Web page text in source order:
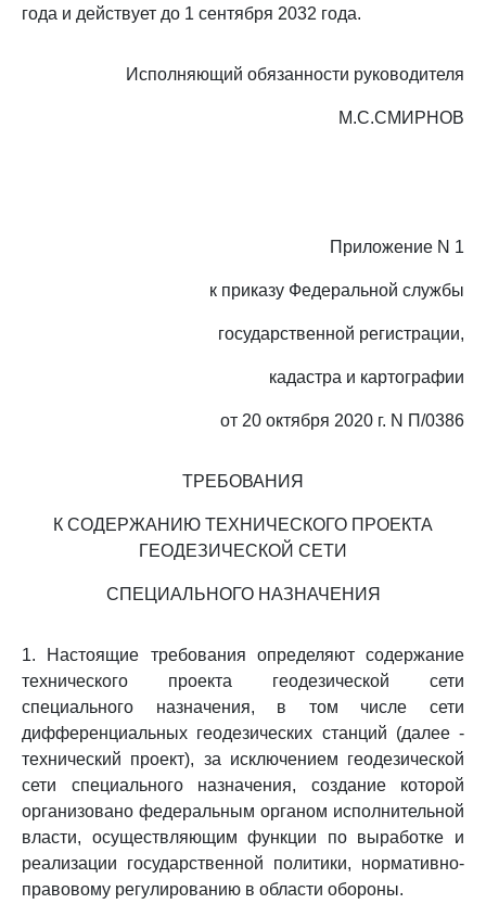
года и действует до 1 сентября 2032 года.
Исполняющий обязанности руководителя
М.С.СМИРНОВ
Приложение N 1
к приказу Федеральной службы
государственной регистрации,
кадастра и картографии
от 20 октября 2020 г. N П/0386
ТРЕБОВАНИЯ
К СОДЕРЖАНИЮ ТЕХНИЧЕСКОГО ПРОЕКТА
ГЕОДЕЗИЧЕСКОЙ СЕТИ
СПЕЦИАЛЬНОГО НАЗНАЧЕНИЯ
1. Настоящие требования определяют содержание
технического проекта геодезической сети
специального назначения, в том числе сети
дифференциальных геодезических станций (далее -
технический проект), за исключением геодезической
сети специального назначения, создание которой
организовано федеральным органом исполнительной
власти, осуществляющим функции по выработке и
реализации государственной политики, нормативно-
правовому регулированию в области обороны.